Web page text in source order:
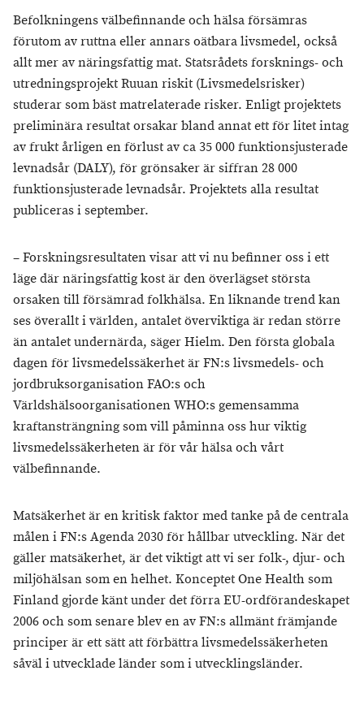
Befolkningens välbefinnande och hälsa försämras
förutom av ruttna eller annars oätbara livsmedel, också
allt mer av näringsfattig mat. Statsrådets forsknings- och
utredningsprojekt Ruuan riskit (Livsmedelsrisker)
studerar som bäst matrelaterade risker. Enligt projektets
preliminära resultat orsakar bland annat ett för litet intag
av frukt årligen en förlust av ca 35 000 funktionsjusterade
levnadsår (DALY), för grönsaker är siffran 28 000
funktionsjusterade levnadsår. Projektets alla resultat
publiceras i september.
– Forskningsresultaten visar att vi nu befinner oss i ett
läge där näringsfattig kost är den överlägset största
orsaken till försämrad folkhälsa. En liknande trend kan
ses överallt i världen, antalet överviktiga är redan större
än antalet undernärda, säger Hielm. Den första globala
dagen för livsmedelssäkerhet är FN:s livsmedels- och
jordbruksorganisation FAO:s och
Världshälsoorganisationen WHO:s gemensamma
kraftansträngning som vill påminna oss hur viktig
livsmedelssäkerheten är för vår hälsa och vårt
välbefinnande.
Matsäkerhet är en kritisk faktor med tanke på de centrala
målen i FN:s Agenda 2030 för hållbar utveckling. När det
gäller matsäkerhet, är det viktigt att vi ser folk-, djur- och
miljöhälsan som en helhet. Konceptet One Health som
Finland gjorde känt under det förra EU-ordförandeskapet
2006 och som senare blev en av FN:s allmänt främjande
principer är ett sätt att förbättra livsmedelssäkerheten
såväl i utvecklade länder som i utvecklingsländer.